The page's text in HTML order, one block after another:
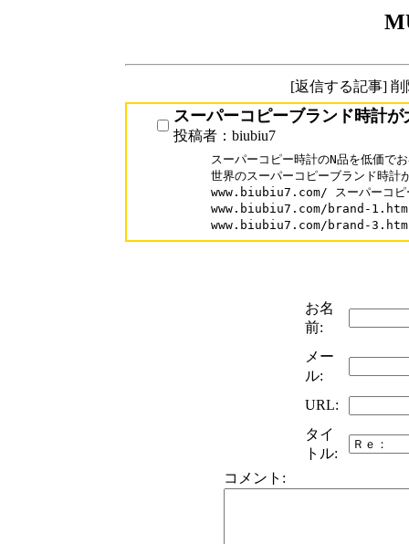
[返信する記事]
スーパーコピーブランド時計が
投稿者：biubiu7
スーパーコピー時計のN品を低価で
世界のスーパーコピーブランド時計
www.biubiu7.com/ スーパーコピ
www.biubiu7.com/brand-1.html
www.biubiu7.com/brand-3.html
お名
前:
メー
ル:
URL:
タイ
トル:
コメント: